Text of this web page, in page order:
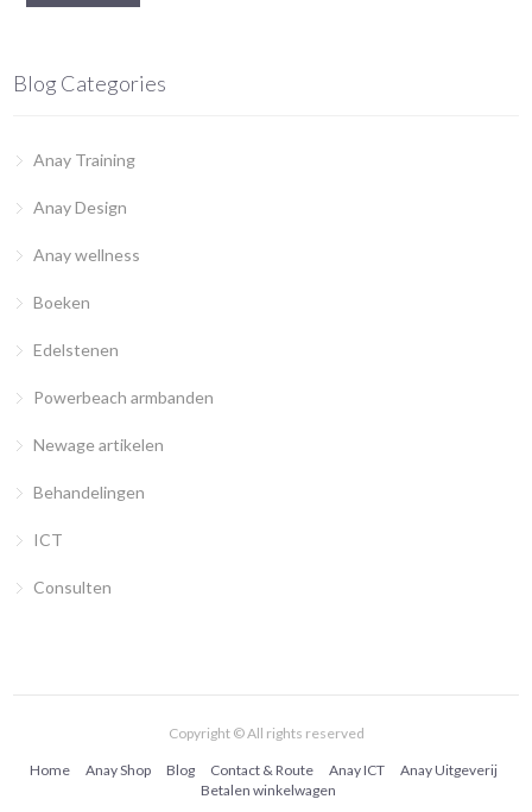
Blog Categories
Anay Training
Anay Design
Anay wellness
Boeken
Edelstenen
Powerbeach armbanden
Newage artikelen
Behandelingen
ICT
Consulten
Copyright © All rights reserved
Home Anay Shop Blog Contact & Route Anay ICT
Anay Uitgeverij
Betalen winkelwagen